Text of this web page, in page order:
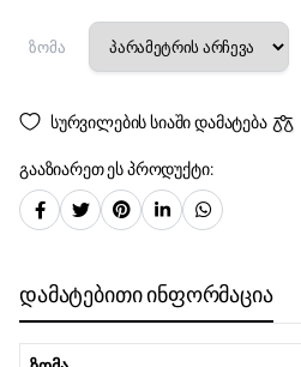
ზომა
სურვილების სიაში დამატება
გააზიარეთ ეს პროდუქტი:
დამატებითი ინფორმაცია